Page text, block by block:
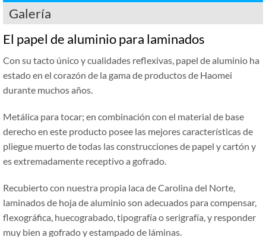
Galería
El papel de aluminio para laminados
Con su tacto único y cualidades reflexivas, papel de aluminio ha
estado en el corazón de la gama de productos de Haomei
durante muchos años.
Metálica para tocar; en combinación con el material de base
derecho en este producto posee las mejores características de
pliegue muerto de todas las construcciones de papel y cartón y
es extremadamente receptivo a gofrado.
Recubierto con nuestra propia laca de Carolina del Norte,
laminados de hoja de aluminio son adecuados para compensar,
flexográfica, huecograbado, tipografía o serigrafía, y responder
muy bien a gofrado y estampado de láminas.